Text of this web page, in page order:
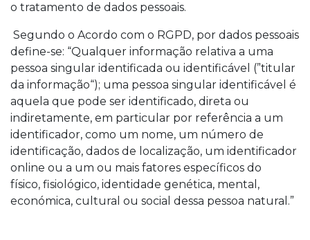
o tratamento de dados pessoais.
Segundo o Acordo com o RGPD, por dados pessoais
define-se: “Qualquer informação relativa a uma
pessoa singular identificada ou identificável (”titular
da informação“); uma pessoa singular identificável é
aquela que pode ser identificado, direta ou
indiretamente, em particular por referência a um
identificador, como um nome, um número de
identificação, dados de localização, um identificador
online ou a um ou mais fatores específicos do
físico, fisiológico, identidade genética, mental,
económica, cultural ou social dessa pessoa natural.”